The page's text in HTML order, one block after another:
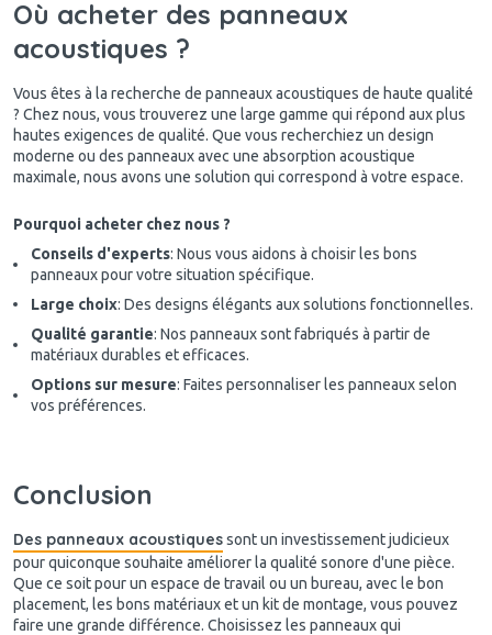
Où acheter des panneaux
acoustiques ?
Vous êtes à la recherche de panneaux acoustiques de haute qualité
? Chez nous, vous trouverez une large gamme qui répond aux plus
hautes exigences de qualité. Que vous recherchiez un design
moderne ou des panneaux avec une absorption acoustique
maximale, nous avons une solution qui correspond à votre espace.
Pourquoi acheter chez nous ?
Conseils d'experts: Nous vous aidons à choisir les bons
panneaux pour votre situation spécifique.
Large choix: Des designs élégants aux solutions fonctionnelles.
Qualité garantie: Nos panneaux sont fabriqués à partir de
matériaux durables et efficaces.
Options sur mesure: Faites personnaliser les panneaux selon
vos préférences.
Conclusion
Des panneaux acoustiquessont un investissement judicieux
pour quiconque souhaite améliorer la qualité sonore d'une pièce.
Que ce soit pour un espace de travail ou un bureau, avec le bon
placement, les bons matériaux et un kit de montage, vous pouvez
faire une grande différence. Choisissez les panneaux qui